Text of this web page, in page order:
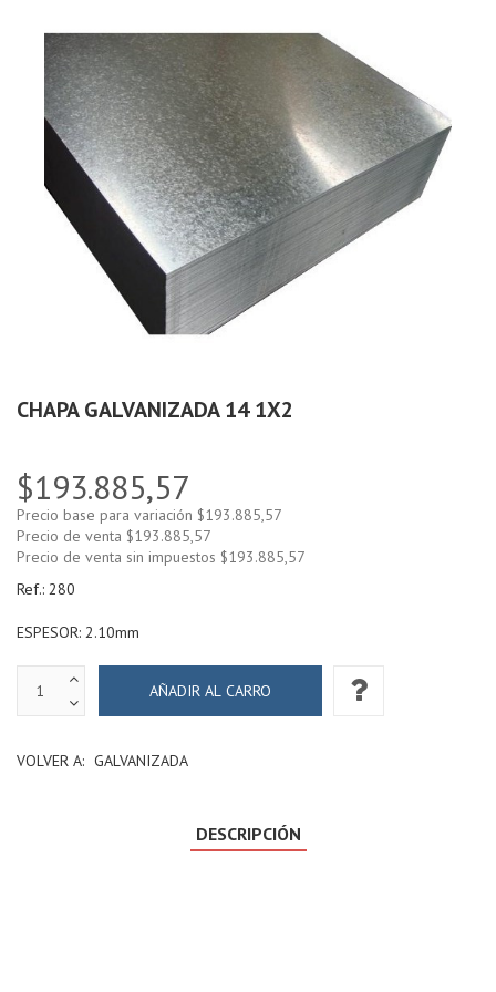
CHAPA GALVANIZADA 14 1X2
$193.885,57
Precio base para variación $193.885,57
Precio de venta $193.885,57
Precio de venta sin impuestos $193.885,57
Ref.: 280
ESPESOR: 2.10mm
VOLVER A: GALVANIZADA
DESCRIPCIÓN